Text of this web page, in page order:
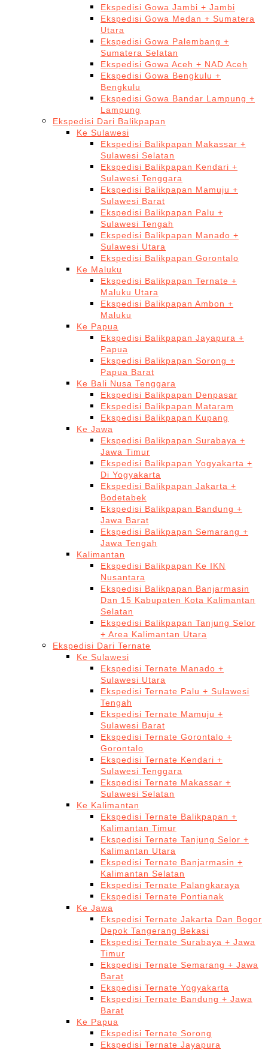
Ekspedisi Gowa Jambi + Jambi
Ekspedisi Gowa Medan + Sumatera
Utara
Ekspedisi Gowa Palembang +
Sumatera Selatan
Ekspedisi Gowa Aceh + NAD Aceh
Ekspedisi Gowa Bengkulu +
Bengkulu
Ekspedisi Gowa Bandar Lampung +
Lampung
Ekspedisi Dari Balikpapan
Ke Sulawesi
Ekspedisi Balikpapan Makassar +
Sulawesi Selatan
Ekspedisi Balikpapan Kendari +
Sulawesi Tenggara
Ekspedisi Balikpapan Mamuju +
Sulawesi Barat
Ekspedisi Balikpapan Palu +
Sulawesi Tengah
Ekspedisi Balikpapan Manado +
Sulawesi Utara
Ekspedisi Balikpapan Gorontalo
Ke Maluku
Ekspedisi Balikpapan Ternate +
Maluku Utara
Ekspedisi Balikpapan Ambon +
Maluku
Ke Papua
Ekspedisi Balikpapan Jayapura +
Papua
Ekspedisi Balikpapan Sorong +
Papua Barat
Ke Bali Nusa Tenggara
Ekspedisi Balikpapan Denpasar
Ekspedisi Balikpapan Mataram
Ekspedisi Balikpapan Kupang
Ke Jawa
Ekspedisi Balikpapan Surabaya +
Jawa Timur
Ekspedisi Balikpapan Yogyakarta +
Di Yogyakarta
Ekspedisi Balikpapan Jakarta +
Bodetabek
Ekspedisi Balikpapan Bandung +
Jawa Barat
Ekspedisi Balikpapan Semarang +
Jawa Tengah
Kalimantan
Ekspedisi Balikpapan Ke IKN
Nusantara
Ekspedisi Balikpapan Banjarmasin
Dan 15 Kabupaten Kota Kalimantan
Selatan
Ekspedisi Balikpapan Tanjung Selor
+ Area Kalimantan Utara
Ekspedisi Dari Ternate
Ke Sulawesi
Ekspedisi Ternate Manado +
Sulawesi Utara
Ekspedisi Ternate Palu + Sulawesi
Tengah
Ekspedisi Ternate Mamuju +
Sulawesi Barat
Ekspedisi Ternate Gorontalo +
Gorontalo
Ekspedisi Ternate Kendari +
Sulawesi Tenggara
Ekspedisi Ternate Makassar +
Sulawesi Selatan
Ke Kalimantan
Ekspedisi Ternate Balikpapan +
Kalimantan Timur
Ekspedisi Ternate Tanjung Selor +
Kalimantan Utara
Ekspedisi Ternate Banjarmasin +
Kalimantan Selatan
Ekspedisi Ternate Palangkaraya
Ekspedisi Ternate Pontianak
Ke Jawa
Ekspedisi Ternate Jakarta Dan Bogor
Depok Tangerang Bekasi
Ekspedisi Ternate Surabaya + Jawa
Timur
Ekspedisi Ternate Semarang + Jawa
Barat
Ekspedisi Ternate Yogyakarta
Ekspedisi Ternate Bandung + Jawa
Barat
Ke Papua
Ekspedisi Ternate Sorong
Ekspedisi Ternate Jayapura